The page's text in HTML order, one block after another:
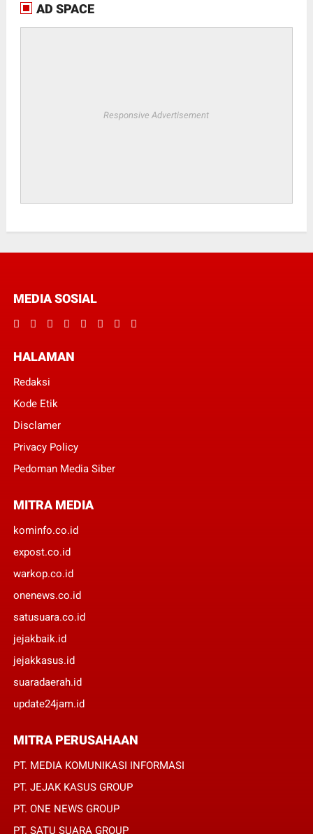
AD SPACE
Responsive Advertisement
MEDIA SOSIAL
HALAMAN
Redaksi
Kode Etik
Disclamer
Privacy Policy
Pedoman Media Siber
MITRA MEDIA
kominfo.co.id
expost.co.id
warkop.co.id
onenews.co.id
satusuara.co.id
jejakbaik.id
jejakkasus.id
suaradaerah.id
update24jam.id
MITRA PERUSAHAAN
PT. MEDIA KOMUNIKASI INFORMASI
PT. JEJAK KASUS GROUP
PT. ONE NEWS GROUP
PT. SATU SUARA GROUP